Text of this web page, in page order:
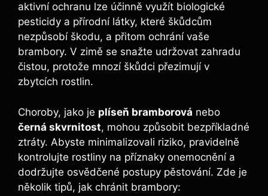
aktivní ochranu lze účinně využít biologické
pesticidy a přírodní látky, které škůdcům
nezpůsobí škodu, a přitom ochrání vaše
brambory. V zimě se snažte udržovat zahradu
čistou, protože mnozí škůdci přezimují v
zbytcích rostlin.
Choroby, jako je plíseň bramborová nebo
černá skvrnitost, mohou způsobit bezpříkladné
ztráty. Abyste minimalizovali riziko, pravidelně
kontrolujte rostliny na příznaky onemocnění a
dodržujte osvědčené postupy pěstování. Zde je
několik tipů, jak chránit brambory: